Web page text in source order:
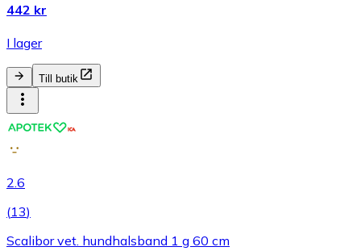
442 kr
I lager
Till butik
2.6
(13)
Scalibor vet. hundhalsband 1 g 60 cm